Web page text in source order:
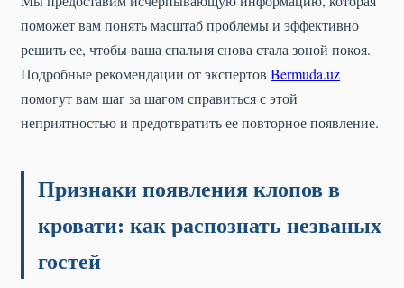
поможет вам понять масштаб проблемы и эффективно
решить ее, чтобы ваша спальня снова стала зоной покоя.
Подробные рекомендации от экспертов Bermuda.uz
помогут вам шаг за шагом справиться с этой
неприятностью и предотвратить ее повторное появление.
Признаки появления клопов в
кровати: как распознать незваных
гостей